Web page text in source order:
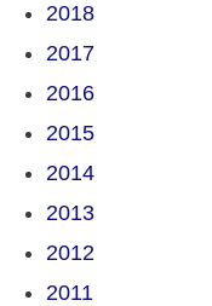
2018
2017
2016
2015
2014
2013
2012
2011